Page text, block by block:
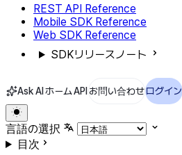
REST API Reference
Mobile SDK Reference
Web SDK Reference
SDKリリースノート
Ask AI ホームAPI お問い合わせログイン
言語の選択
目次